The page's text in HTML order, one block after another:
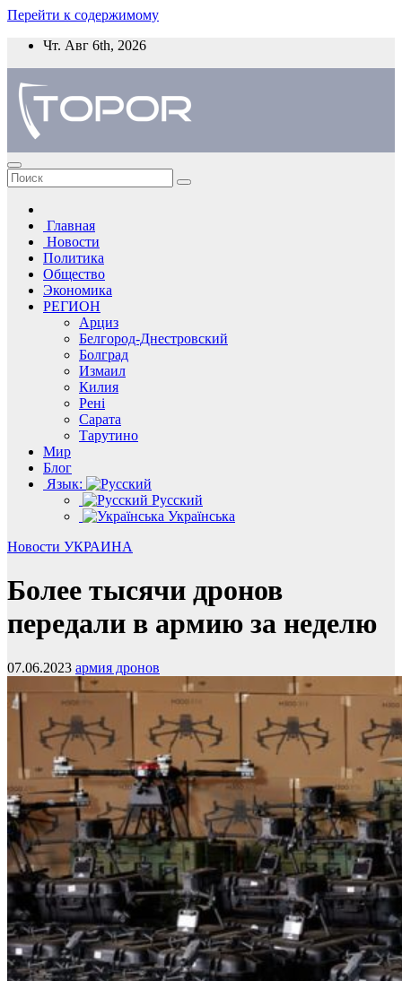
Перейти к содержимому
Чт. Авг 6th, 2026
Главная
Новости
Политика
Общество
Экономика
РЕГИОН
Арциз
Белгород-Днестровский
Болград
Измаил
Килия
Рені
Сарата
Тарутино
Мир
Блог
Язык:
Русский
Українська
Новости УКРАИНА
Более тысячи дронов
передали в армию за неделю
07.06.2023 армия дронов